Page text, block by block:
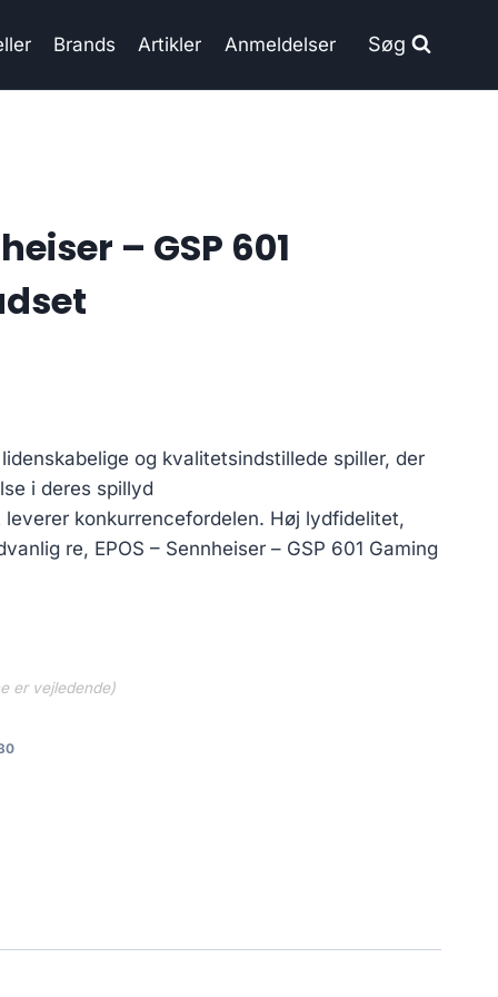
Brands Artikler Anmeldelser Søg
– GSP 601
og kvalitetsindstillede spiller, der
i deres spillyd
konkurrencefordelen. Høj lydfidelitet,
re, EPOS – Sennheiser – GSP 601 Gaming
er vejledende)